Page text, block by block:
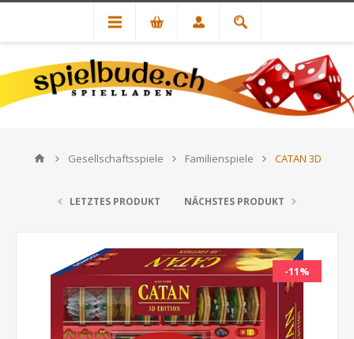
Gesellschaftsspiele Familienspiele CATAN 3D
LETZTES PRODUKT NÄCHSTES PRODUKT
-11%